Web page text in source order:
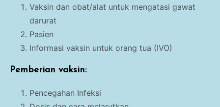
Vaksin dan obat/alat untuk mengatasi gawat
darurat
Pasien
Informasi vaksin untuk orang tua (IVO)
Pemberian vaksin:
Pencegahan Infeksi